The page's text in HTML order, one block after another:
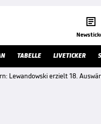

TABELLE LIVETICKER
Lewandowski erzielt 18.